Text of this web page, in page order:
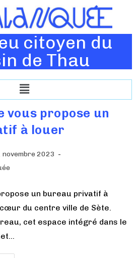
citoyen du
de Thau
vous propose un
à louer
novembre 2023
un bureau privatif à
du centre ville de Sète.
cet espace intégré dans le